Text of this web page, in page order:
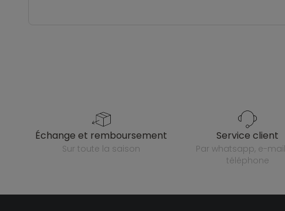
échange et remboursement
sur toute la saison
service client
par whatsapp, e-mail ou
téléphone